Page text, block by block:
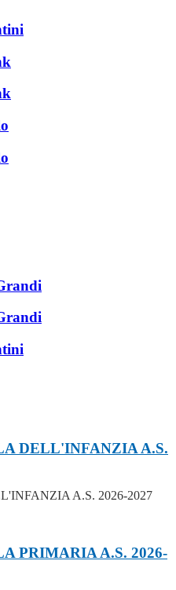
DELL'INFANZIA A.S.
A.S. 2026-2027
PRIMARIA A.S. 2026-